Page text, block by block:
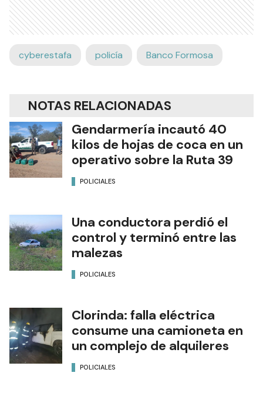
cyberestafa policía Banco Formosa
NOTAS RELACIONADAS
Gendarmería incautó 40
kilos de hojas de coca en un
operativo sobre la Ruta 39
POLICIALES
Una conductora perdió el
control y terminó entre las
malezas
POLICIALES
Clorinda: falla eléctrica
consume una camioneta en
un complejo de alquileres
POLICIALES